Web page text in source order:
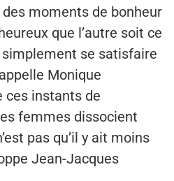
moments de bonheur
que l’autre soit ce
simplement se satisfaire
Monique
ces instants de
femmes dissocient
pas qu’il y ait moins
Jean-Jacques